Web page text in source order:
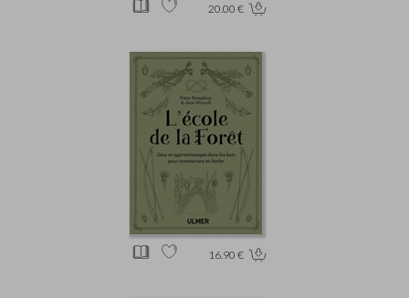
20.00 €
16.90 €